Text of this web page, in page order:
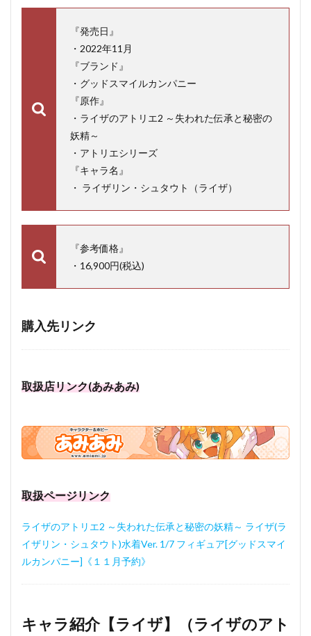
『発売日』
・2022年11月
『ブランド』
・グッドスマイルカンパニー
『原作』
・ライザのアトリエ2 ～失われた伝承と秘密の
妖精～
・アトリエシリーズ
『キャラ名』
・ ライザリン・シュタウト（ライザ）
『参考価格』
・16,900円(税込)
購入先リンク
取扱店リンク(あみあみ)
取扱ページリンク
ライザのアトリエ2 ～失われた伝承と秘密の妖精～ ライザ(ラ
イザリン・シュタウト)水着Ver. 1/7 フィギュア[グッドスマイ
ルカンパニー]《１１月予約》
キャラ紹介【ライザ】（ライザのアト